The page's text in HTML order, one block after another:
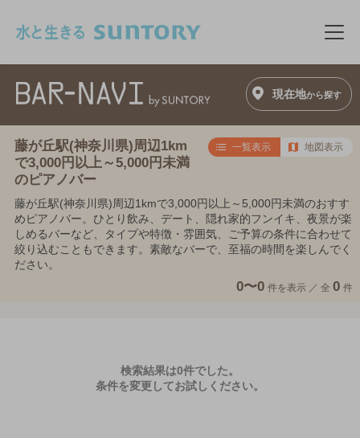
メ
現在地から探す
藤が丘駅(神奈川県)周辺1km
で3,000円以上～5,000円未満
のピアノバー
一覧表示 地図表示
藤が丘駅(神奈川県)周辺1kmで3,000円以上～5,000円未満のおすす
めピアノバー。ひとり飲み、デート、隠れ家的フンイキ、夜景が楽
しめるバーなど、タイプや特徴・雰囲気、ご予算の条件に合わせて
絞り込むこともできます。素敵なバーで、至福の時間を楽しんでく
ださい。
0〜0 件を表示 ／ 全 0 件
検索結果は0件でした。
条件を変更してお試しください。